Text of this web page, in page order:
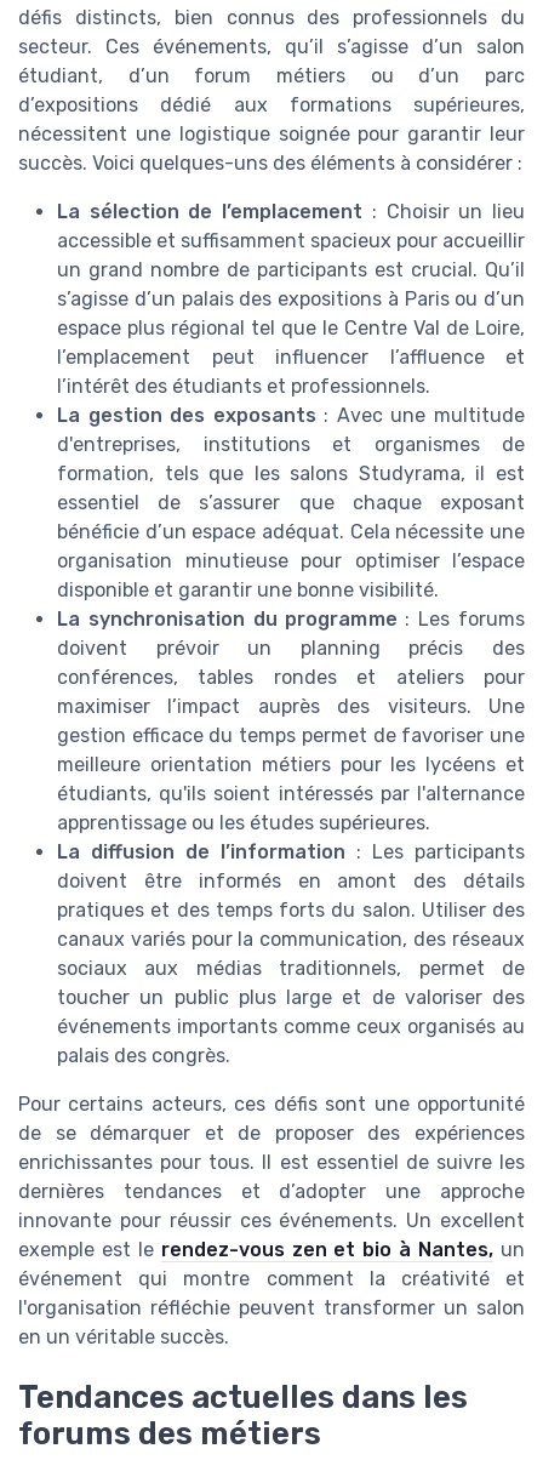
défis distincts, bien connus des professionnels du
secteur. Ces événements, qu’il s’agisse d’un salon
étudiant, d’un forum métiers ou d’un parc
d’expositions dédié aux formations supérieures,
nécessitent une logistique soignée pour garantir leur
succès. Voici quelques-uns des éléments à considérer :
La sélection de l’emplacement : Choisir un lieu
accessible et suffisamment spacieux pour accueillir
un grand nombre de participants est crucial. Qu’il
s’agisse d’un palais des expositions à Paris ou d’un
espace plus régional tel que le Centre Val de Loire,
l’emplacement peut influencer l’affluence et
l’intérêt des étudiants et professionnels.
La gestion des exposants : Avec une multitude
d'entreprises, institutions et organismes de
formation, tels que les salons Studyrama, il est
essentiel de s’assurer que chaque exposant
bénéficie d’un espace adéquat. Cela nécessite une
organisation minutieuse pour optimiser l’espace
disponible et garantir une bonne visibilité.
La synchronisation du programme : Les forums
doivent prévoir un planning précis des
conférences, tables rondes et ateliers pour
maximiser l’impact auprès des visiteurs. Une
gestion efficace du temps permet de favoriser une
meilleure orientation métiers pour les lycéens et
étudiants, qu'ils soient intéressés par l'alternance
apprentissage ou les études supérieures.
La diffusion de l’information : Les participants
doivent être informés en amont des détails
pratiques et des temps forts du salon. Utiliser des
canaux variés pour la communication, des réseaux
sociaux aux médias traditionnels, permet de
toucher un public plus large et de valoriser des
événements importants comme ceux organisés au
palais des congrès.
Pour certains acteurs, ces défis sont une opportunité
de se démarquer et de proposer des expériences
enrichissantes pour tous. Il est essentiel de suivre les
dernières tendances et d’adopter une approche
innovante pour réussir ces événements. Un excellent
exemple est le rendez-vous zen et bio à Nantes, un
événement qui montre comment la créativité et
l'organisation réfléchie peuvent transformer un salon
en un véritable succès.
Tendances actuelles dans les
forums des métiers